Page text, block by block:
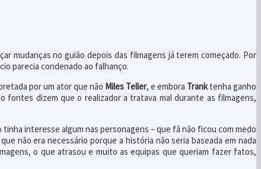
mudanças no guião depois das filmagens já terem começado. Por
parecia condenado ao falhanço.
por um ator que não Miles Teller, e embora Tranktenha ganho
fontes dizem que o realizador a tratava mal durante as filmagens,
interesse algum nas personagens – que fã não ficou com medo
não era necessário porque a história não seria baseada em nada
o que atrasou e muito as equipas que queriam fazer fatos,